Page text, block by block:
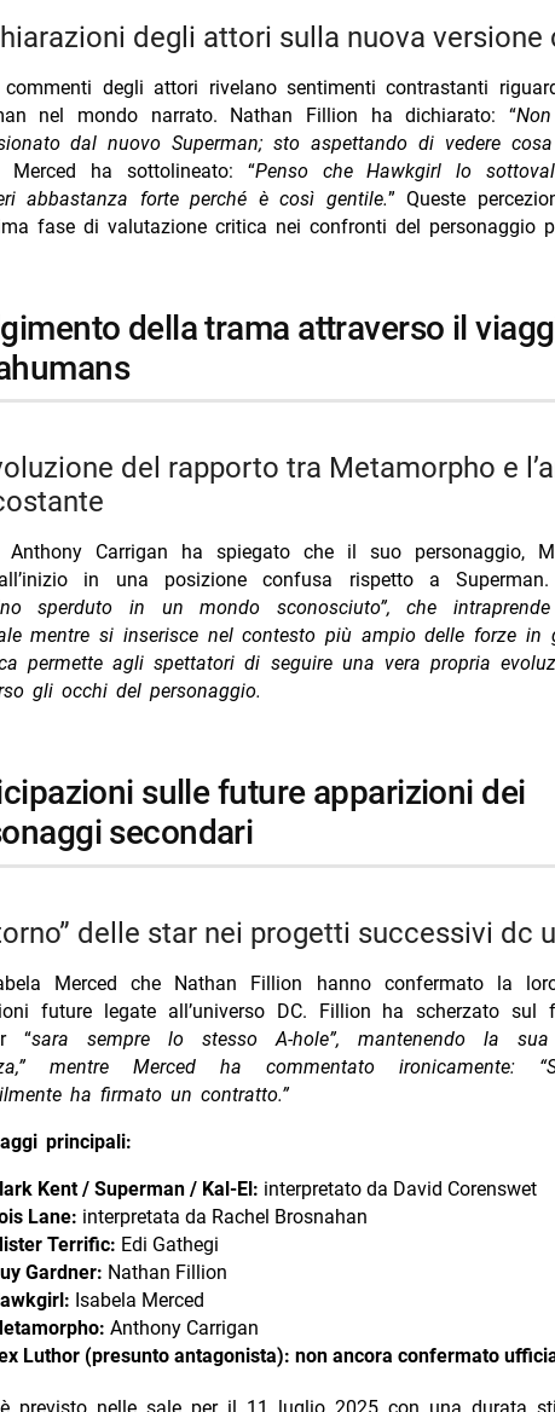
degli attori sulla nuova versione
degli attori rivelano sentimenti contrastanti
nel mondo narrato. Nathan Fillion ha dichiarato: “
dal nuovo Superman; sto aspettando di vedere
Merced ha sottolineato: “Penso che Hawkgirl lo
abbastanza forte perché è così gentile.” Queste
fase di valutazione critica nei confronti del personaggio
Anthony Carrigan ha spiegato che il suo personaggio,
in una posizione confusa rispetto a
sperduto in un mondo sconosciuto”, che
mentre si inserisce nel contesto più ampio delle forze in
permette agli spettatori di seguire una vera propria
gli occhi del personaggio.
secondari
delle star nei progetti successivi dc
Merced che Nathan Fillion hanno confermato la
future legate all’universo DC. Fillion ha scherzato sul
“sara sempre lo stesso A-hole”, mantenendo la sua
mentre Merced ha commentato ironicamente: “
ha firmato un contratto.”
principali:
Kent / Superman / Kal-El: interpretato da David Corenswet
Lane: interpretata da Rachel Brosnahan
Terrific: Edi Gathegi
Gardner: Nathan Fillion
Isabela Merced
Anthony Carrigan
Luthor (presunto antagonista): non ancora confermato
previsto nelle sale per il 11 luglio 2025 con una durata